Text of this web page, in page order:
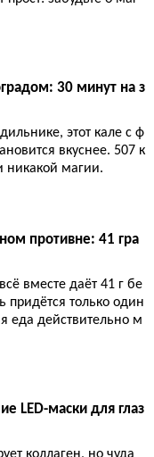
2 типа на 20 проц
риск диабета 2 тип
и варёный картоф
жарка умудряется ис